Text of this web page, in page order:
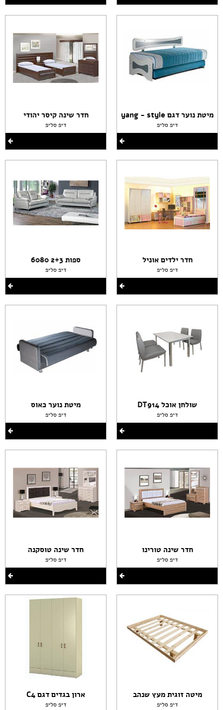
מיטת נוער דגם yang - style
דיפ סליפ
חדר ילדים אוניל
דיפ סליפ
שולחן אוכל DT914
דיפ סליפ
חדר שינה טורינו
דיפ סליפ
מיטה זוגית מעץ שנהב
דיפ סליפ
חדר שינה קיסר יהודי
דיפ סליפ
ספות 2+3 6080
דיפ סליפ
מיטת נוער כאוס
דיפ סליפ
חדר שינה טוסקנה
דיפ סליפ
ארון בגדים דגם C4
דיפ סליפ